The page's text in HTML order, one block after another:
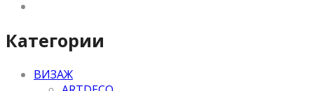
Категории
ВИЗАЖ